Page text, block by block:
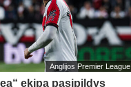
Anglijos Premier League
ekipa pasipildys